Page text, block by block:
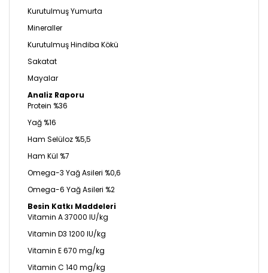
Kurutulmuş Yumurta
Mineraller
Kurutulmuş Hindiba Kökü
Sakatat
Mayalar
Analiz Raporu
Protein %36
Yağ %16
Ham Selüloz %5,5
Ham Kül %7
Omega-3 Yağ Asileri %0,6
Omega-6 Yağ Asileri %2
Besin Katkı Maddeleri
Vitamin A 37000 IU/kg
Vitamin D3 1200 IU/kg
Vitamin E 670 mg/kg
Vitamin C 140 mg/kg